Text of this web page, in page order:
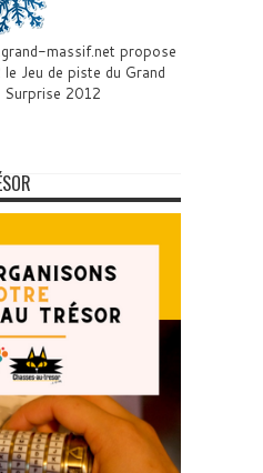
massif.net propose
Jeu de piste du Grand
Surprise 2012